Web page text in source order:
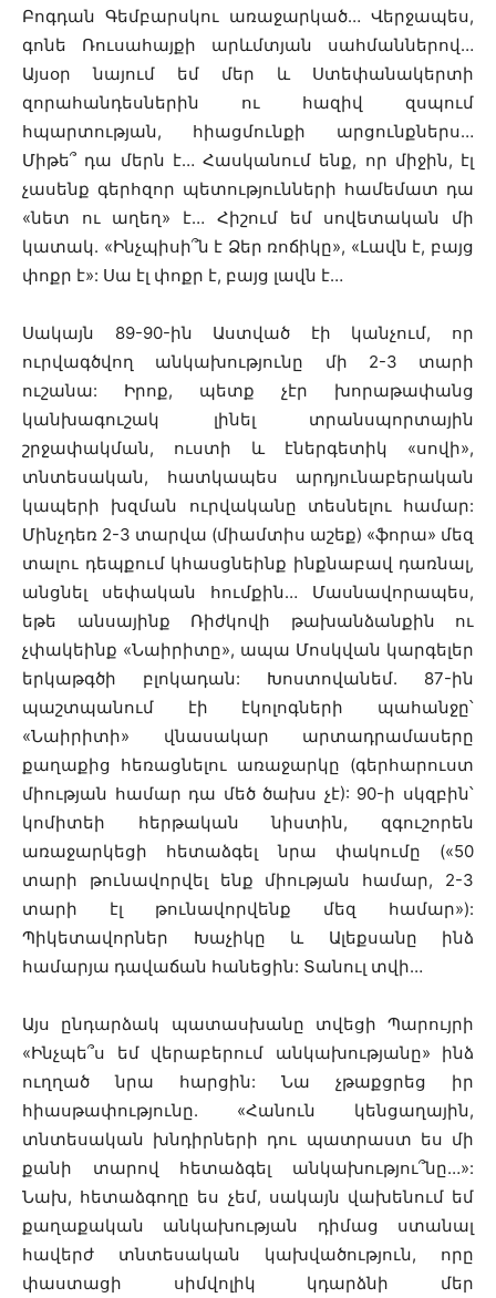
Բոգդան Գեմբարսկու առաջարկած… Վերջապես,
գոնե Ռուսահայքի արևմտյան սահմաններով…
Այսօր նայում եմ մեր և Ստեփանակերտի
զորահանդեսներին ու հազիվ զսպում
հպարտության, հիացմունքի արցունքներս…
Միթե՞ դա մերն է… Հասկանում ենք, որ միջին, էլ
չասենք գերհզոր պետությունների համեմատ դա
«նետ ու աղեղ» է… Հիշում եմ սովետական մի
կատակ. «Ինչպիսի՞ն է Ձեր ռոճիկը», «Լավն է, բայց
փոքր է»: Սա էլ փոքր է, բայց լավն է…
Սակայն 89-90-ին Աստված էի կանչում, որ
ուրվագծվող անկախությունը մի 2-3 տարի
ուշանա: Իրոք, պետք չէր խորաթափանց
կանխագուշակ լինել տրանսպորտային
շրջափակման, ուստի և էներգետիկ «սովի»,
տնտեսական, հատկապես արդյունաբերական
կապերի խզման ուրվականը տեսնելու համար:
Մինչդեռ 2-3 տարվա (միամտիս աշեք) «ֆորա» մեզ
տալու դեպքում կհասցնեինք ինքնաբավ դառնալ,
անցնել սեփական հումքին… Մասնավորապես,
եթե անսայինք Ռիժկովի թախանձանքին ու
չփակեինք «Նաիրիտը», ապա Մոսկվան կարգելեր
երկաթգծի բլոկադան: Խոստովանեմ. 87-ին
պաշտպանում էի էկոլոգների պահանջը՝
«Նաիրիտի» վնասակար արտադրամասերը
քաղաքից հեռացնելու առաջարկը (գերհարուստ
միության համար դա մեծ ծախս չէ): 90-ի սկզբին՝
կոմիտեի հերթական նիստին, զգուշորեն
առաջարկեցի հետաձգել նրա փակումը («50
տարի թունավորվել ենք միության համար, 2-3
տարի էլ թունավորվենք մեզ համար»):
Պիկետավորներ Խաչիկը և Ալեքսանը ինձ
համարյա դավաճան հանեցին: Տանուլ տվի…
Այս ընդարձակ պատասխանը տվեցի Պարույրի
«Ինչպե՞ս եմ վերաբերում անկախությանը» ինձ
ուղղած նրա հարցին: Նա չթաքցրեց իր
հիասթափությունը. «Հանուն կենցաղային,
տնտեսական խնդիրների դու պատրաստ ես մի
քանի տարով հետաձգել անկախությու՞նը…»:
Նախ, հետաձգողը ես չեմ, սակայն վախենում եմ
քաղաքական անկախության դիմաց ստանալ
հավերժ տնտեսական կախվածություն, որը
փաստացի սիմվոլիկ կդարձնի մեր